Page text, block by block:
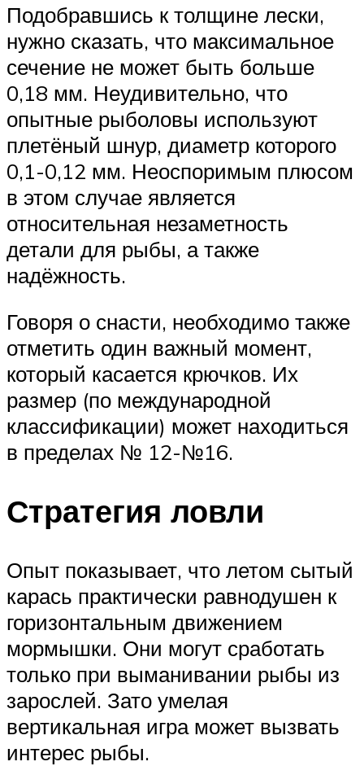
Подобравшись к толщине лески,
нужно сказать, что максимальное
сечение не может быть больше
0,18 мм. Неудивительно, что
опытные рыболовы используют
плетёный шнур, диаметр которого
0,1-0,12 мм. Неоспоримым плюсом
в этом случае является
относительная незаметность
детали для рыбы, а также
надёжность.
Говоря о снасти, необходимо также
отметить один важный момент,
который касается крючков. Их
размер (по международной
классификации) может находиться
в пределах № 12-№16.
Стратегия ловли
Опыт показывает, что летом сытый
карась практически равнодушен к
горизонтальным движением
мормышки. Они могут сработать
только при выманивании рыбы из
зарослей. Зато умелая
вертикальная игра может вызвать
интерес рыбы.